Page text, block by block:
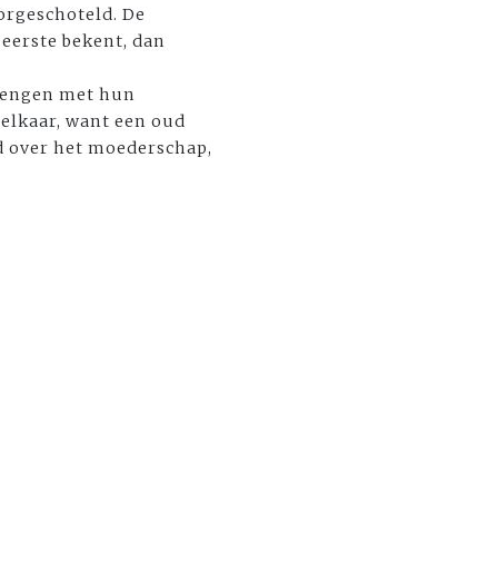
De
bekent, dan
met hun
want een oud
het moederschap,